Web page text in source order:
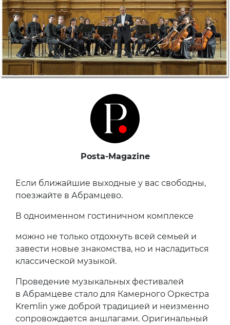
Posta-Magazine
Если ближайшие выходные у вас свободны,
поезжайте в Абрамцево.
В одноименном гостиничном комплексе
можно не только отдохнуть всей семьей и
завести новые знакомства, но и насладиться
классической музыкой.
Проведение музыкальных фестивалей
в Абрамцеве стало для Камерного Оркестра
Kremlin уже доброй традицией и неизменно
сопровождается аншлагами. Оригинальный